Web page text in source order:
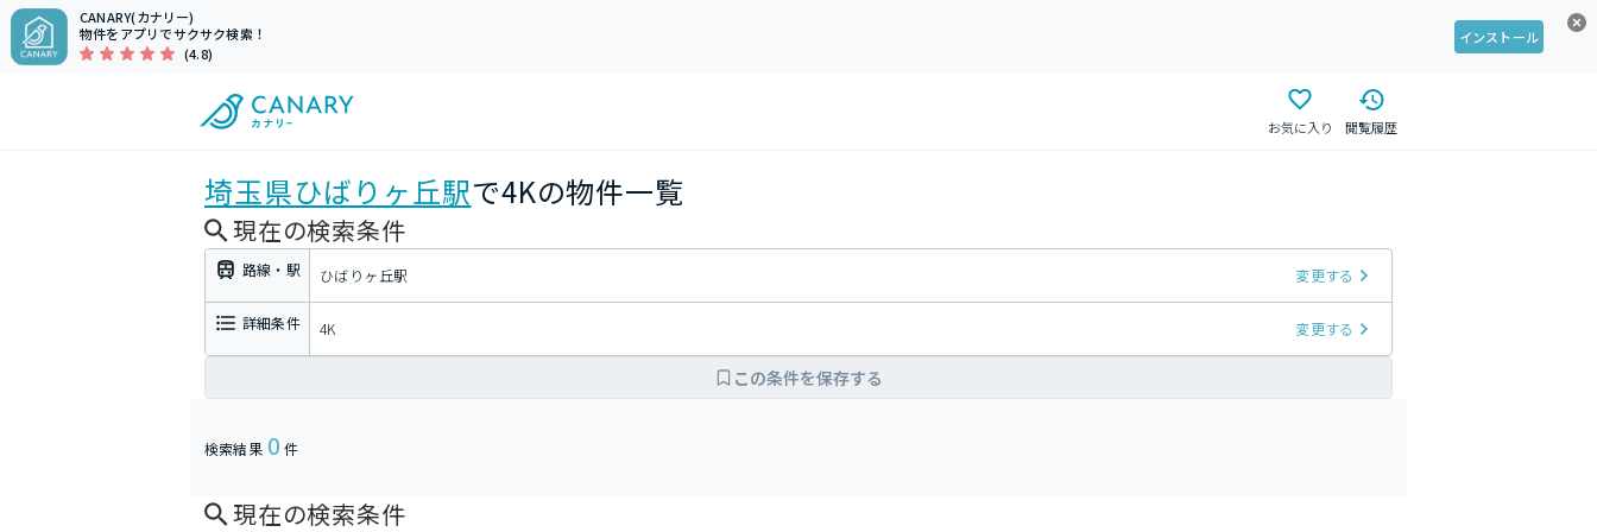
CANARY(カナリー)
物件をアプリでサクサク検索！
(4.8)
インストール
お気に入り 閲覧履歴
埼玉県ひばりヶ丘駅で4Kの物件一覧
現在の検索条件
路線・駅 ひばりヶ丘駅 変更する
詳細条件 4K 変更する
この条件を保存する
検索結果 0 件
現在の検索条件